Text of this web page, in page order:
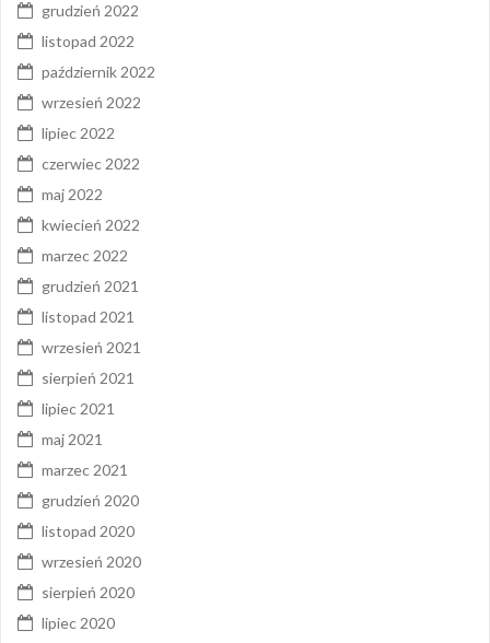
grudzień 2022
listopad 2022
październik 2022
wrzesień 2022
lipiec 2022
czerwiec 2022
maj 2022
kwiecień 2022
marzec 2022
grudzień 2021
listopad 2021
wrzesień 2021
sierpień 2021
lipiec 2021
maj 2021
marzec 2021
grudzień 2020
listopad 2020
wrzesień 2020
sierpień 2020
lipiec 2020